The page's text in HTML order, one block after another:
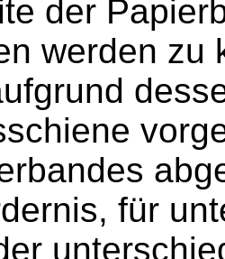
der
werden zu
für